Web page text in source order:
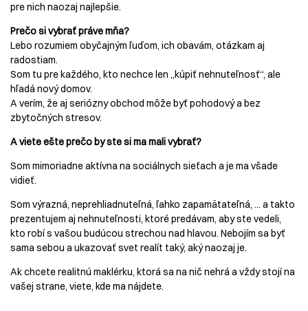
pre nich naozaj najlepšie.
Prečo si vybrať práve mňa?
Lebo rozumiem obyčajným ľuďom, ich obavám, otázkam aj
radostiam.
Som tu pre každého, kto nechce len „kúpiť nehnuteľnosť“, ale
hľadá nový domov.
A verím, že aj seriózny obchod môže byť pohodový a bez
zbytočných stresov.
A viete ešte prečo by ste si ma mali vybrať?
Som mimoriadne aktívna na sociálnych sieťach a je ma všade
vidieť.
Som výrazná, neprehliadnuteľná, ľahko zapamätateľná, ... a takto
prezentujem aj nehnuteľnosti, ktoré predávam, aby ste vedeli,
kto robí s vašou budúcou strechou nad hlavou. Nebojím sa byť
sama sebou a ukazovať svet realít taký, aký naozaj je.
Ak chcete realitnú maklérku, ktorá sa na nič nehrá a vždy stojí na
vašej strane, viete, kde ma nájdete.